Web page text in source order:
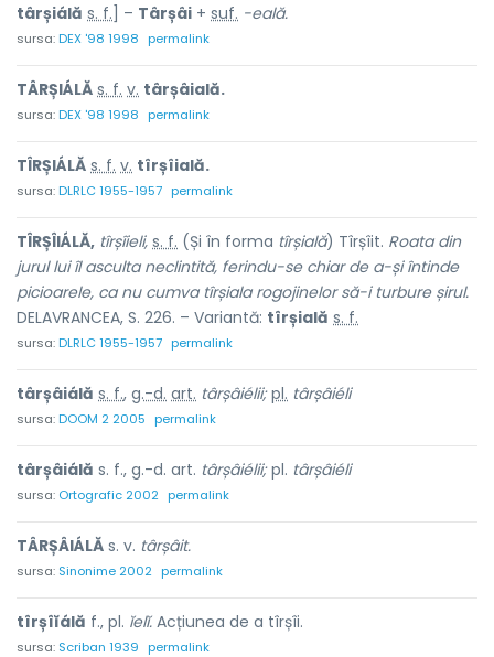
târșiálă s. f. ] – Târșâi + suf. -eală.
sursa:DEX '98 1998 permalink
TÂRȘIÁLĂ s. f. v. târșâială.
sursa:DEX '98 1998 permalink
TÎRȘIÁLĂ s. f. v. tîrșîială.
sursa:DLRLC 1955-1957 permalink
TÎRȘÎIÁLĂ, tîrșîieli, s. f. (Și în forma tîrșială) Tîrșîit. Roata din
jurul lui îl asculta neclintită, ferindu-se chiar de a-și întinde
picioarele, ca nu cumva tîrșiala rogojinelor să-i turbure șirul.
DELAVRANCEA, S. 226. – Variantă: tîrșială s. f.
sursa:DLRLC 1955-1957 permalink
târșâiálă s. f., g.-d. art. târșâiélii; pl. târșâiéli
sursa:DOOM 2 2005 permalink
târșâiálă s. f., g.-d. art. târșâiélii;pl. târșâiéli
sursa: Ortografic 2002 permalink
TÂRȘÂIÁLĂ s. v. târșâit.
sursa: Sinonime 2002 permalink
tîrșîĭálă f., pl. ĭelĭ. Acțiunea de a tîrșîi.
sursa: Scriban 1939 permalink